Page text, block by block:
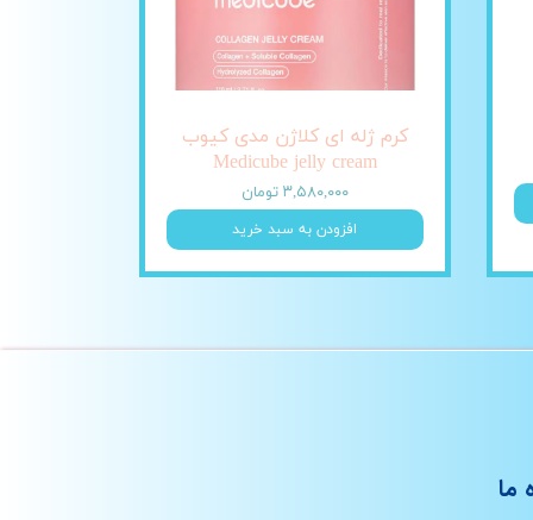
کرم ژله ای کلاژن مدی کیوب
Medicube jelly cream
۳,۵۸۰,۰۰۰ تومان
افزودن به سبد خرید
ما